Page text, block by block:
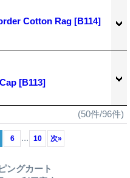
Cotton Rag [B114]
[B113]
(50件/96件)
6 ... 10 次»
ングカート